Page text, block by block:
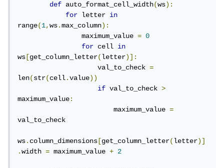
def auto_format_cell_width(ws):
for letter in
range(1,ws.max_column):
                maximum_value
=
0
for cell in
ws [get_column_letter(letter)]:
                    val_to_check
=
len(str(cell.value))
if val_to_check >
maximum_value:
                        maximum_value
=
val_to_check
ws.column_dimensions [get_column_letter(letter)]
.width = maximum_value + 2